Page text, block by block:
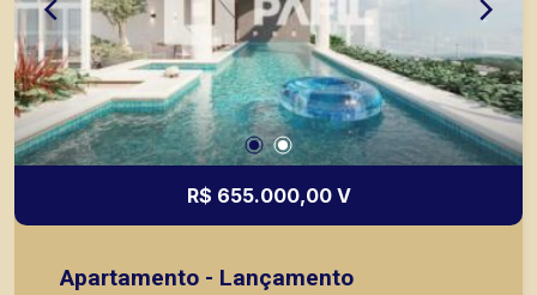
R$ 655.000,00 V
Apartamento - Lançamento